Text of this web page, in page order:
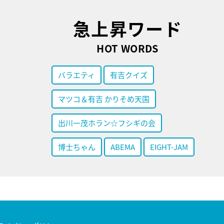
急上昇ワード
HOT WORDS
バラエティ 有吉クイズ
マツコ＆有吉 かりそめ天国
出川一茂ホラン☆フシギの会
博士ちゃん ABEMA EIGHT-JAM